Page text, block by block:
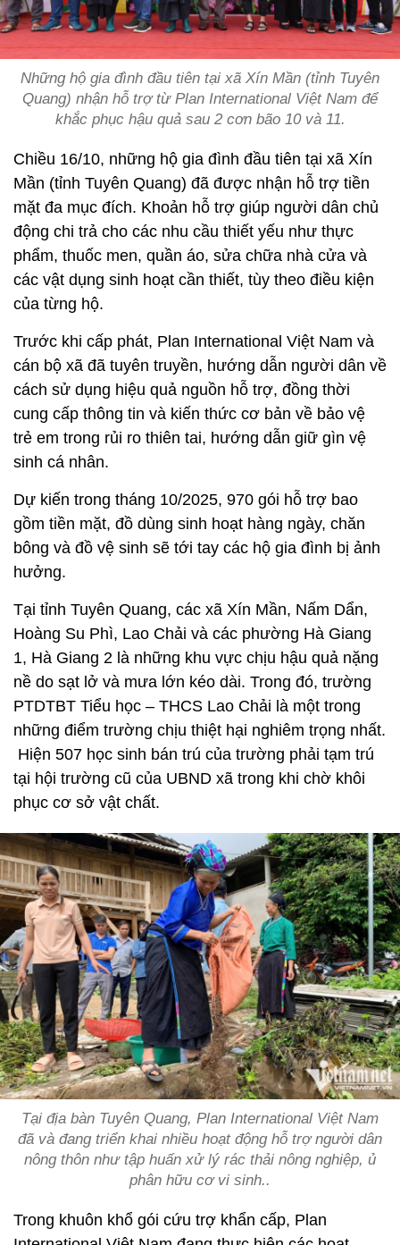
Những hộ gia đình đầu tiên tại xã Xín Mần (tỉnh Tuyên
Quang) nhận hỗ trợ từ Plan International Việt Nam để
khắc phục hậu quả sau 2 cơn bão 10 và 11.
Chiều 16/10, những hộ gia đình đầu tiên tại xã Xín
Mần (tỉnh Tuyên Quang) đã được nhận hỗ trợ tiền
mặt đa mục đích. Khoản hỗ trợ giúp người dân chủ
động chi trả cho các nhu cầu thiết yếu như thực
phẩm, thuốc men, quần áo, sửa chữa nhà cửa và
các vật dụng sinh hoạt cần thiết, tùy theo điều kiện
của từng hộ.
Trước khi cấp phát, Plan International Việt Nam và
cán bộ xã đã tuyên truyền, hướng dẫn người dân về
cách sử dụng hiệu quả nguồn hỗ trợ, đồng thời
cung cấp thông tin và kiến thức cơ bản về bảo vệ
trẻ em trong rủi ro thiên tai, hướng dẫn giữ gìn vệ
sinh cá nhân.
Dự kiến trong tháng 10/2025, 970 gói hỗ trợ bao
gồm tiền mặt, đồ dùng sinh hoạt hàng ngày, chăn
bông và đồ vệ sinh sẽ tới tay các hộ gia đình bị ảnh
hưởng.
Tại tỉnh Tuyên Quang, các xã Xín Mần, Nấm Dẩn,
Hoàng Su Phì, Lao Chải và các phường Hà Giang
1, Hà Giang 2 là những khu vực chịu hậu quả nặng
nề do sạt lở và mưa lớn kéo dài. Trong đó, trường
PTDTBT Tiểu học – THCS Lao Chải là một trong
những điểm trường chịu thiệt hại nghiêm trọng nhất.
Hiện 507 học sinh bán trú của trường phải tạm trú
tại hội trường cũ của UBND xã trong khi chờ khôi
phục cơ sở vật chất.
Tại địa bàn Tuyên Quang, Plan International Việt Nam
đã và đang triển khai nhiều hoạt động hỗ trợ người dân
nông thôn như tập huấn xử lý rác thải nông nghiệp, ủ
phân hữu cơ vi sinh..
Trong khuôn khổ gói cứu trợ khẩn cấp, Plan